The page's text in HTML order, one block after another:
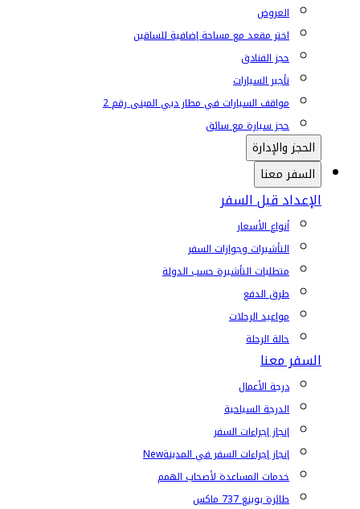
العروض
اختر مقعد مع مساحة إضافية للساقين
حجز الفنادق
تأجير السيارات
مواقف السيارات في مطار دبي المبنى رقم 2
حجز سيارة مع سائق
الحجز والإدارة
السفر معنا
الإعداد قبل السفر
أنواع الأسعار
التأشيرات وجوازات السفر
متطلبات التأشيرة حسب الدولة
طرق الدفع
مواعيد الرحلات
حالة الرحلة
السفر معنا
درجة الأعمال
الدرجة السياحية
إنجاز إجراءات السفر
إنجاز إجراءات السفر في المدينةNew
خدمات المساعدة لأصحاب الهمم
طائرة بوينغ 737 ماكس